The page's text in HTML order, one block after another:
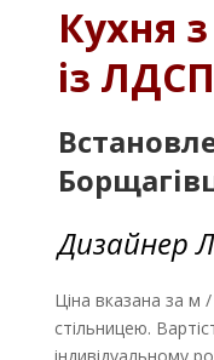
Кухня з
із ЛДСП
Дизайнер
Ціна вказана за м
стільницею.